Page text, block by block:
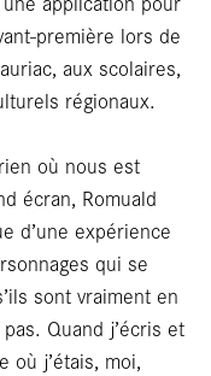
première lors de
aux scolaires,
régionaux.
où nous est
écran, Romuald
d’une expérience
qui se
sont vraiment en
Quand j’écris et
où j’étais, moi,